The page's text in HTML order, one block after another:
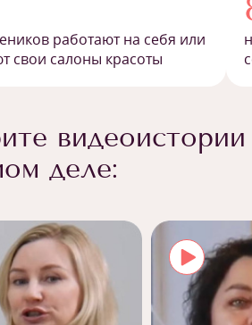
работают на себя или
свои салоны красоты
деле: